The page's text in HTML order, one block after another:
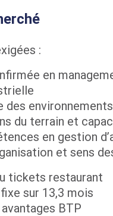
:
en
des
du terrain et
en gestion
et sens
tickets restaurant
sur 13,3 mois
BTP